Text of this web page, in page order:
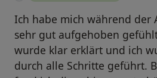
Ich habe mich während der
sehr gut aufgehoben
wurde klar erklärt und ich
durch alle Schritte geführt.